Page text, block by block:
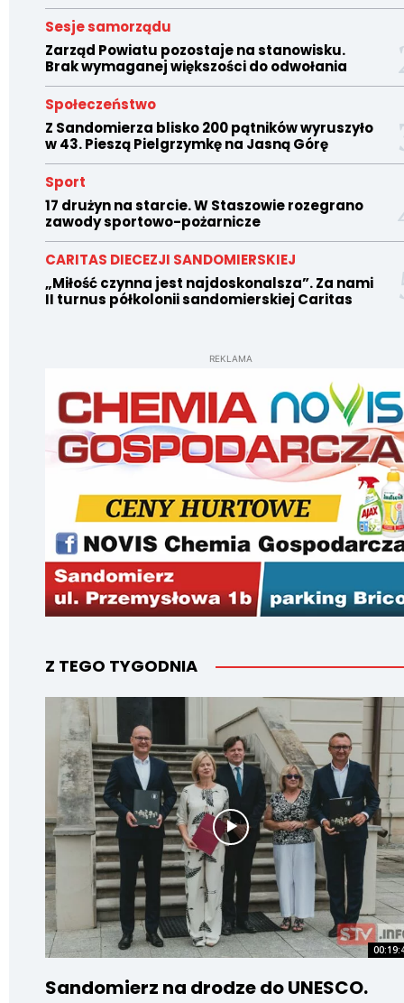
Sesje samorządu
Zarząd Powiatu pozostaje na stanowisku.
Brak wymaganej większości do odwołania
Społeczeństwo
Z Sandomierza blisko 200 pątników wyruszyło
w 43. Pieszą Pielgrzymkę na Jasną Górę
Sport
17 drużyn na starcie. W Staszowie rozegrano
zawody sportowo-pożarnicze
CARITAS DIECEZJI SANDOMIERSKIEJ
„Miłość czynna jest najdoskonalsza”. Za nami
II turnus półkolonii sandomierskiej Caritas
REKLAMA
Z TEGO TYGODNIA
Sandomierz na drodze do UNESCO.